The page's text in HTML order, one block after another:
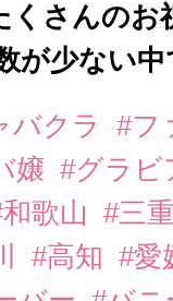
くさんの
が少ない中
バクラ
#フ
嬢 #グラ
歌山
#三
#高知 #愛